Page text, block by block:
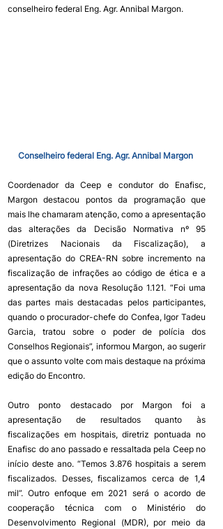
conselheiro federal Eng. Agr. Annibal Margon.
Conselheiro federal Eng. Agr. Annibal Margon
Coordenador da Ceep e condutor do Enafisc,
Margon destacou pontos da programação que
mais lhe chamaram atenção, como a apresentação
das alterações da Decisão Normativa nº 95
(Diretrizes Nacionais da Fiscalização), a
apresentação do CREA-RN sobre incremento na
fiscalização de infrações ao código de ética e a
apresentação da nova Resolução 1.121. “Foi uma
das partes mais destacadas pelos participantes,
quando o procurador-chefe do Confea, Igor Tadeu
Garcia, tratou sobre o poder de polícia dos
Conselhos Regionais”, informou Margon, ao sugerir
que o assunto volte com mais destaque na próxima
edição do Encontro.
Outro ponto destacado por Margon foi a
apresentação de resultados quanto às
fiscalizações em hospitais, diretriz pontuada no
Enafisc do ano passado e ressaltada pela Ceep no
início deste ano. “Temos 3.876 hospitais a serem
fiscalizados. Desses, fiscalizamos cerca de 1,4
mil”. Outro enfoque em 2021 será o acordo de
cooperação técnica com o Ministério do
Desenvolvimento Regional (MDR), por meio da